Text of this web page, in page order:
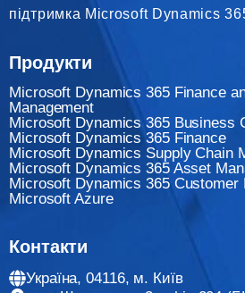
підтримка Microsoft Dynamics
Продукти
Microsoft Dynamics 365 Finance
Management
Microsoft Dynamics 365 Business
Microsoft Dynamics 365 Finance
Мicrosoft Dynamics Supply Chain
Microsoft Dynamics 365 Asset
Microsoft Dynamics 365 Customer
Microsoft Azure
Контакти
Україна, 04116, м. Київ